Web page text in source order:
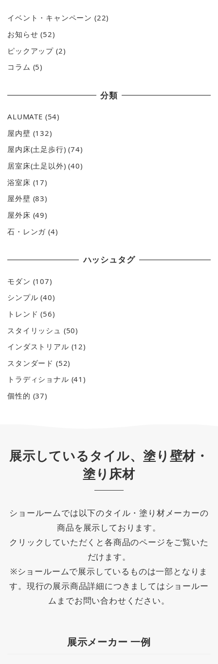
イベント・キャンペーン (22)
お知らせ (52)
ピックアップ (2)
コラム (5)
分類
ALUMATE (54)
屋内壁 (132)
屋内床(土足歩行) (74)
居室床(土足以外) (40)
浴室床 (17)
屋外壁 (83)
屋外床 (49)
石・レンガ (4)
ハッシュタグ
モダン (107)
シンプル (40)
トレンド (56)
スタイリッシュ (50)
インダストリアル (12)
スタンダード (52)
トラディショナル (41)
個性的 (37)
展示しているタイル、塗り壁材・
塗り床材
ショールームでは以下のタイル・塗り材メーカーの
商品を展示しております。
クリックしていただくと各商品のページをご覧いた
だけます。
※ショールームで展示しているものは一部となりま
す。現行の展示商品詳細につきましてはショールー
ムまでお問い合わせください。
展示メーカー 一例